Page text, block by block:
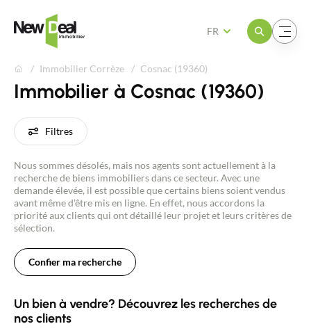
Ouvrir le menuOuvrir le menu
FR
Immobilier Corrèze Cosnac (19360)
Immobilier à Cosnac (19360)
Filtres
Nous sommes désolés, mais nos agents sont actuellement à la
recherche de biens immobiliers dans ce secteur. Avec une
demande élevée, il est possible que certains biens soient vendus
avant même d'être mis en ligne. En effet, nous accordons la
priorité aux clients qui ont détaillé leur projet et leurs critères de
sélection.
Confier ma recherche
Un bien à vendre? Découvrez les recherches de
nos clients